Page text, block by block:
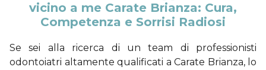
vicino a me Carate Brianza: Cura,
Competenza e Sorrisi Radiosi
Se sei alla ricerca di un team di professionisti
odontoiatri altamente qualificati a Carate Brianza, lo